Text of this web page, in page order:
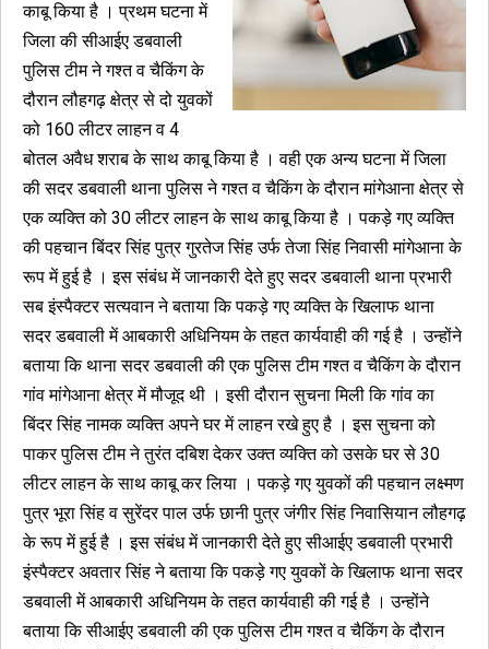
काबू किया है । प्रथम घटना में
जिला की सीआईए डबवाली
पुलिस टीम ने गश्त व चैकिंग के
दौरान लौहगढ़ क्षेत्र से दो युवकों
को 160 लीटर लाहन व 4
बोतल अवैध शराब के साथ काबू किया है । वही एक अन्य घटना में जिला
की सदर डबवाली थाना पुलिस ने गश्त व चैकिंग के दौरान मांगेआना क्षेत्र से
एक व्यक्ति को 30 लीटर लाहन के साथ काबू किया है । पकड़े गए व्यक्ति
की पहचान बिंदर सिंह पुत्र गुरतेज सिंह उर्फ तेजा सिंह निवासी मांगेआना के
रूप में हुई है । इस संबंध में जानकारी देते हुए सदर डबवाली थाना प्रभारी
सब इंस्पैक्टर सत्यवान ने बताया कि पकड़े गए व्यक्ति के खिलाफ थाना
सदर डबवाली में आबकारी अधिनियम के तहत कार्यवाही की गई है । उन्होंने
बताया कि थाना सदर डबवाली की एक पुलिस टीम गश्त व चैकिंग के दौरान
गांव मांगेआना क्षेत्र में मौजूद थी । इसी दौरान सुचना मिली कि गांव का
बिंदर सिंह नामक व्यक्ति अपने घर में लाहन रखे हुए है । इस सुचना को
पाकर पुलिस टीम ने तुरंत दबिश देकर उक्त व्यक्ति को उसके घर से 30
लीटर लाहन के साथ काबू कर लिया । पकड़े गए युवकों की पहचान लक्ष्मण
पुत्र भूरा सिंह व सुरेंदर पाल उर्फ छानी पुत्र जंगीर सिंह निवासियान लौहगढ़
के रूप में हुई है । इस संबंध में जानकारी देते हुए सीआईए डबवाली प्रभारी
इंस्पैक्टर अवतार सिंह ने बताया कि पकड़े गए युवकों के खिलाफ थाना सदर
डबवाली में आबकारी अधिनियम के तहत कार्यवाही की गई है । उन्होंने
बताया कि सीआईए डबवाली की एक पुलिस टीम गश्त व चैकिंग के दौरान